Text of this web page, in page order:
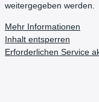
weitergegeben werden.
Mehr Informationen
Inhalt entsperren
Erforderlichen Service